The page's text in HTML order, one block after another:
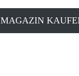
MAGAZIN